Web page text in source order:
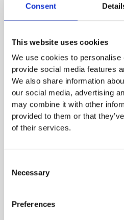
Consent
This website uses cookies
We use cookies to personalise
provide social media features
We also share information
our social media, advertising
may combine it with other
provided to them or that
of their services.
Selection
Necessary
Preferences
Human in the Loop
von der
Podcast SKILLY
Zwei Tage, hunderte Gespräche, ein
dem Podcast-Studio im Bus, live auf
dort gehört und erlebt haben, hat uns